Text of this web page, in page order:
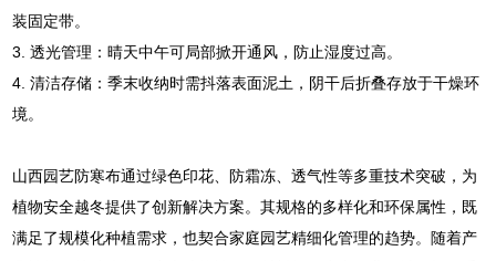
装固定带。
3. 透光管理：晴天中午可局部掀开通风，防止湿度过高。
4. 清洁存储：季末收纳时需抖落表面泥土，阴干后折叠存放于干燥环
境。
山西园艺防寒布通过绿色印花、防霜冻、透气性等多重技术突破，为
植物安全越冬提供了创新解决方案。其规格的多样化和环保属性，既
满足了规模化种植需求，也契合家庭园艺精细化管理的趋势。随着产